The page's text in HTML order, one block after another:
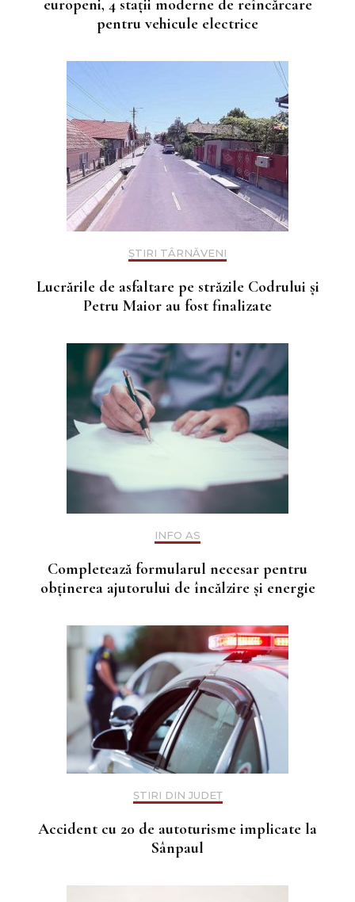
europeni, 4 stații moderne de reîncărcare
pentru vehicule electrice
ȘTIRI TÂRNĂVENI
Lucrările de asfaltare pe străzile Codrului și
Petru Maior au fost finalizate
INFO AS
Completează formularul necesar pentru
obținerea ajutorului de încălzire și energie
ȘTIRI DIN JUDEȚ
Accident cu 20 de autoturisme implicate la
Sânpaul